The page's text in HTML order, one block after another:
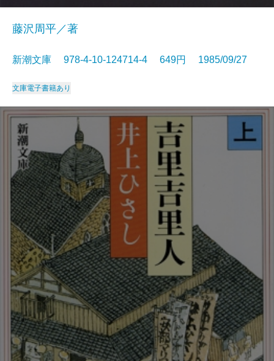
藤沢周平／著
新潮文庫 978-4-10-124714-4 649円 1985/09/27
文庫電子書籍あり